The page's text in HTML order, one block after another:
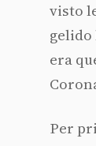
visto
gelido
era
Per